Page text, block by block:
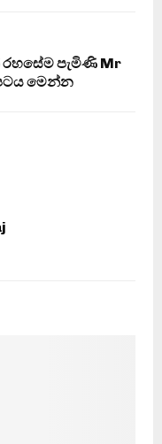
පැමිණි Mr
මෙන්න